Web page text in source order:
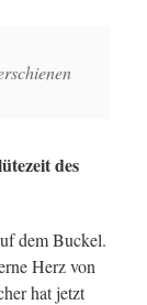
des
dem Buckel.
Herz von
hat jetzt